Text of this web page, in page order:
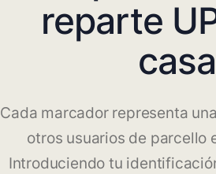
reparte
casa
Cada marcador representa
otros usuarios de parcello
Introduciendo tu